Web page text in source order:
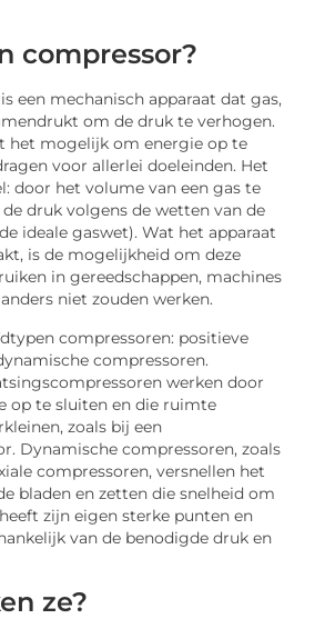
compressor?
een mechanisch apparaat dat gas,
om de druk te verhogen.
het mogelijk om energie op te
voor allerlei doeleinden. Het
door het volume van een gas te
druk volgens de wetten van de
ideale gaswet). Wat het apparaat
is de mogelijkheid om deze
in gereedschappen, machines
niet zouden werken.
compressoren: positieve
compressoren.
werken door
op te sluiten en die ruimte
zoals bij een
Dynamische compressoren, zoals
compressoren, versnellen het
bladen en zetten die snelheid om
zijn eigen sterke punten en
van de benodigde druk en
ze?